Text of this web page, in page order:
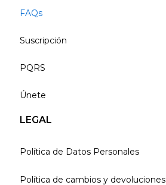
FAQs
Suscripción
PQRS
Únete
LEGAL
Política de Datos Personales
Política de cambios y devoluciones